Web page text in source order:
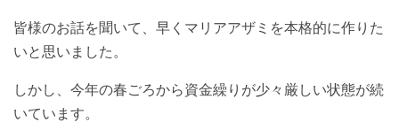
皆様のお話を聞いて、早くマリアアザミを本格的に作りた
いと思いました。
しかし、今年の春ごろから資金繰りが少々厳しい状態が続
いています。